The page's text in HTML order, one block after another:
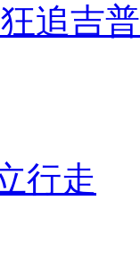
追吉
行走